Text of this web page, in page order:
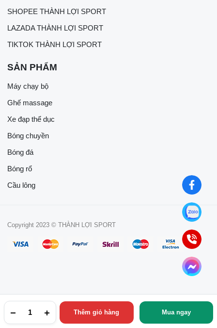
Thêm giỏ hàng Mua ngay
SHOPEE THÀNH LỢI SPORT
LAZADA THÀNH LỢI SPORT
TIKTOK THÀNH LỢI SPORT
SẢN PHẨM
Máy chạy bộ
Ghế massage
Xe đạp thể dục
Bóng chuyền
Bóng đá
Bóng rổ
Cầu lông
Copyright 2023 © THÀNH LỢI SPORT
TRANG CHỦ TÌM KIẾM YÊU THÍCH TÀI KHOẢN NGÀNH HÀNG